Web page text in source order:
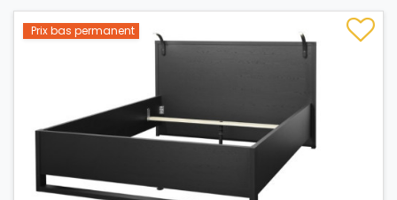
Prix bas permanent